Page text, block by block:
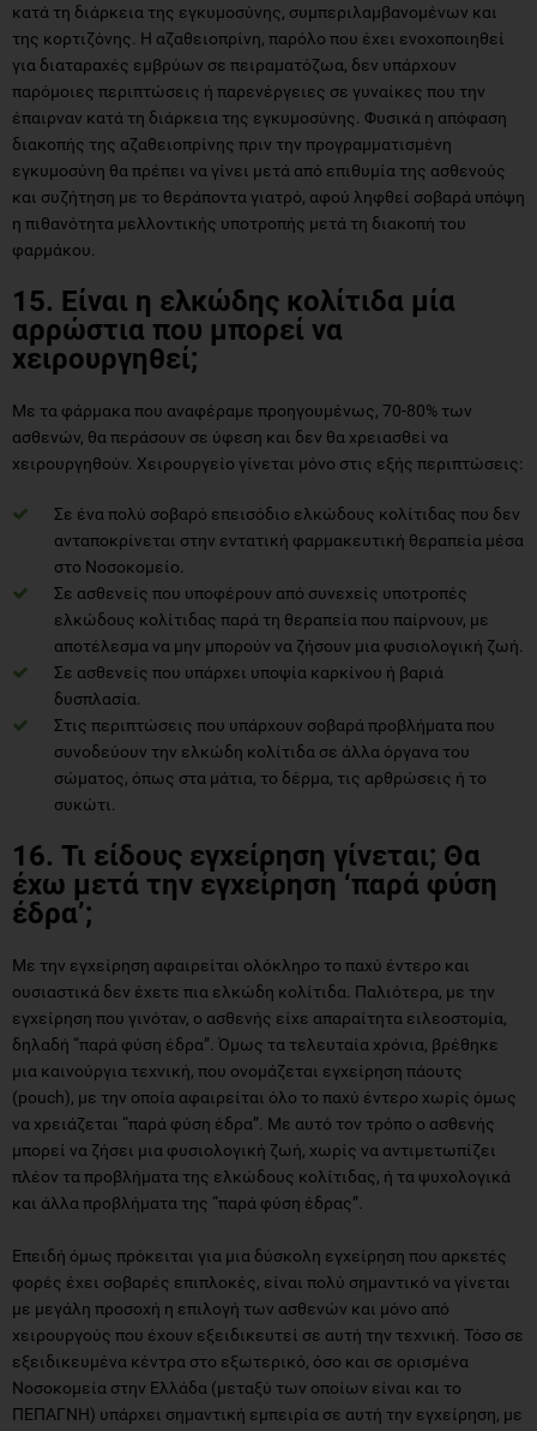
κατά τη διάρκεια της εγκυμοσύνης, συμπεριλαμβανομένων και
της κορτιζόνης. Η αζαθειοπρίνη, παρόλο που έχει ενοχοποιηθεί
για διαταραχές εμβρύων σε πειραματόζωα, δεν υπάρχουν
παρόμοιες περιπτώσεις ή παρενέργειες σε γυναίκες που την
έπαιρναν κατά τη διάρκεια της εγκυμοσύνης. Φυσικά η απόφαση
διακοπής της αζαθειοπρίνης πριν την προγραμματισμένη
εγκυμοσύνη θα πρέπει να γίνει μετά από επιθυμία της ασθενούς
και συζήτηση με το θεράποντα γιατρό, αφού ληφθεί σοβαρά υπόψη
η πιθανότητα μελλοντικής υποτροπής μετά τη διακοπή του
φαρμάκου.
15. Είναι η ελκώδης κολίτιδα μία
αρρώστια που μπορεί να
χειρουργηθεί;
Με τα φάρμακα που αναφέραμε προηγουμένως, 70-80% των
ασθενών, θα περάσουν σε ύφεση και δεν θα χρειασθεί να
χειρουργηθούν. Χειρουργείο γίνεται μόνο στις εξής περιπτώσεις:
Σε ένα πολύ σοβαρό επεισόδιο ελκώδους κολίτιδας που δεν
ανταποκρίνεται στην εντατική φαρμακευτική θεραπεία μέσα
στο Νοσοκομείο.
Σε ασθενείς που υποφέρουν από συνεχείς υποτροπές
ελκώδους κολίτιδας παρά τη θεραπεία που παίρνουν, με
αποτέλεσμα να μην μπορούν να ζήσουν μια φυσιολογική ζωή.
Σε ασθενείς που υπάρχει υποψία καρκίνου ή βαριά
δυσπλασία.
Στις περιπτώσεις που υπάρχουν σοβαρά προβλήματα που
συνοδεύουν την ελκώδη κολίτιδα σε άλλα όργανα του
σώματος, όπως στα μάτια, το δέρμα, τις αρθρώσεις ή το
συκώτι.
16. Τι είδους εγχείρηση γίνεται; Θα
έχω μετά την εγχείρηση ‘παρά φύση
έδρα’;
Με την εγχείρηση αφαιρείται ολόκληρο το παχύ έντερο και
ουσιαστικά δεν έχετε πια ελκώδη κολίτιδα. Παλιότερα, με την
εγχείρηση που γινόταν, ο ασθενής είχε απαραίτητα ειλεοστομία,
δηλαδή “παρά φύση έδρα”. Όμως τα τελευταία χρόνια, βρέθηκε
μια καινούργια τεχνική, που ονομάζεται εγχείρηση πάουτς
(pouch), με την οποία αφαιρείται όλο το παχύ έντερο χωρίς όμως
να χρειάζεται “παρά φύση έδρα”. Με αυτό τον τρόπο ο ασθενής
μπορεί να ζήσει μια φυσιολογική ζωή, χωρίς να αντιμετωπίζει
πλέον τα προβλήματα της ελκώδους κολίτιδας, ή τα ψυχολογικά
και άλλα προβλήματα της “παρά φύση έδρας”.
Επειδή όμως πρόκειται για μια δύσκολη εγχείρηση που αρκετές
φορές έχει σοβαρές επιπλοκές, είναι πολύ σημαντικό να γίνεται
με μεγάλη προσοχή η επιλογή των ασθενών και μόνο από
χειρουργούς που έχουν εξειδικευτεί σε αυτή την τεχνική. Τόσο σε
εξειδικευμένα κέντρα στο εξωτερικό, όσο και σε ορισμένα
Νοσοκομεία στην Ελλάδα (μεταξύ των οποίων είναι και το
ΠΕΠΑΓΝΗ) υπάρχει σημαντική εμπειρία σε αυτή την εγχείρηση, με